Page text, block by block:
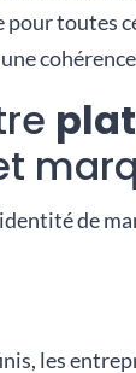
toutes
de
les